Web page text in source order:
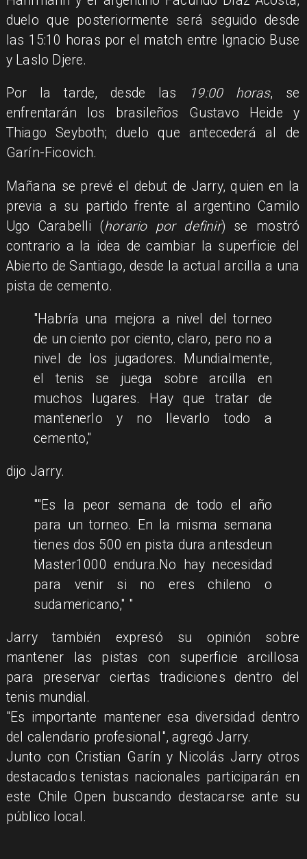
duelo que posteriormente será seguido desde
las 15:10 horas por el match entre Ignacio Buse
y Laslo Djere.
Por la tarde, desde las 19:00 horas, se
enfrentarán los brasileños Gustavo Heide y
Thiago Seyboth; duelo que antecederá al de
Garín-Ficovich.
Mañana se prevé el debut de Jarry, quien en la
previa a su partido frente al argentino Camilo
Ugo Carabelli (horario por definir) se mostró
contrario a la idea de cambiar la superficie del
Abierto de Santiago, desde la actual arcilla a una
pista de cemento.
Habría una mejora a nivel del torneo
de un ciento por ciento, claro, pero no a
nivel de los jugadores. Mundialmente,
el tenis se juega sobre arcilla en
muchos lugares. Hay que tratar de
mantenerlo y no llevarlo todo a
cemento,
dijo Jarry.
"Es la peor semana de todo el año
para un torneo. En la misma semana
tienes dos 500 en pista dura antesdeun
Master1000 endura.No hay necesidad
para venir si no eres chileno o
sudamericano,"
Jarry también expresó su opinión sobre
mantener las pistas con superficie arcillosa
para preservar ciertas tradiciones dentro del
tenis mundial.
"Es importante mantener esa diversidad dentro
del calendario profesional", agregó Jarry.
Junto con Cristian Garín y Nicolás Jarry otros
destacados tenistas nacionales participarán en
este Chile Open buscando destacarse ante su
público local.